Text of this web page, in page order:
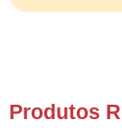
Produtos